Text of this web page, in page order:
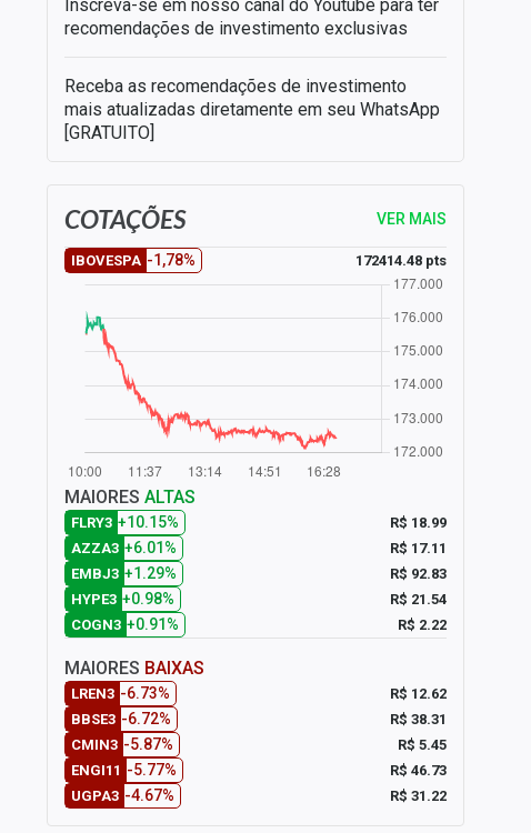
Inscreva-se em nosso canal do Youtube para ter
recomendações de investimento exclusivas
Receba as recomendações de investimento
mais atualizadas diretamente em seu WhatsApp
[GRATUITO]
COTAÇÕES VER MAIS
IBOVESPA -1,78% 172414.48 pts
MAIORES ALTAS
FLRY3 +10.15%
R$ 18.99
AZZA3 +6.01%
R$ 17.11
EMBJ3 +1.29%
R$ 92.83
HYPE3 +0.98%
R$ 21.54
COGN3 +0.91% R$ 2.22
MAIORES BAIXAS
LREN3 -6.73%
R$ 12.62
BBSE3 -6.72%
R$ 38.31
CMIN3 -5.87%
R$ 5.45
ENGI11 -5.77%
R$ 46.73
UGPA3 -4.67% R$ 31.22